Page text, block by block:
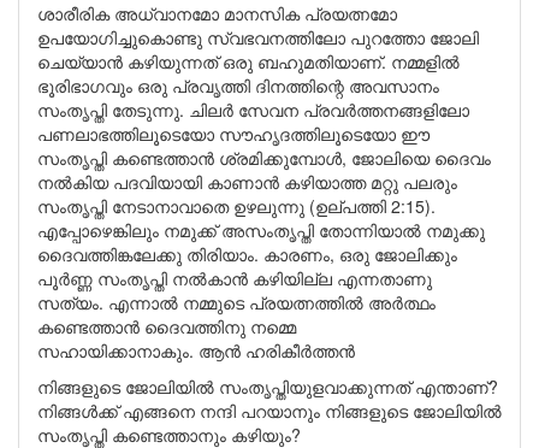
ശാരീരിക അധ്വാനമോ മാനസിക പ്രയത്നമോ
ഉപയോഗിച്ചുകൊണ്ടു സ്വഭവനത്തിലോ പുറത്തോ ജോലി
ചെയ്യാൻ കഴിയുന്നത് ഒരു ബഹുമതിയാണ്. നമ്മളിൽ
ഭൂരിഭാഗവും ഒരു പ്രവൃത്തി ദിനത്തിന്റെ അവസാനം
സംതൃപ്തി തേടുന്നു. ചിലർ സേവന പ്രവർത്തനങ്ങളിലോ
പണലാഭത്തിലൂടെയോ സൗഹൃദത്തിലൂടെയോ ഈ
സംതൃപ്തി കണ്ടെത്താൻ ശ്രമിക്കുമ്പോൾ, ജോലിയെ ദൈവം
നൽകിയ പദവിയായി കാണാൻ കഴിയാത്ത മറ്റു പലരും
സംതൃപ്തി നേടാനാവാതെ ഉഴലുന്നു (ഉല്പത്തി 2:15).
എപ്പോഴെങ്കിലും നമുക്ക് അസംതൃപ്തി തോന്നിയാൽ നമുക്കു
ദൈവത്തിങ്കലേക്കു തിരിയാം. കാരണം, ഒരു ജോലിക്കും
പൂർണ്ണ സംതൃപ്തി നൽകാൻ കഴിയില്ല എന്നതാണു
സത്യം. എന്നാൽ നമ്മുടെ പ്രയത്നത്തിൽ അർത്ഥം
കണ്ടെത്താൻ ദൈവത്തിനു നമ്മെ
സഹായിക്കാനാകും. ആൻ ഹരികീർത്തൻ
നിങ്ങളുടെ ജോലിയിൽ സംതൃപ്തിയുളവാക്കുന്നത് എന്താണ്?
നിങ്ങൾക്ക് എങ്ങനെ നന്ദി പറയാനും നിങ്ങളുടെ ജോലിയിൽ
സംതൃപ്തി കണ്ടെത്താനും കഴിയും?